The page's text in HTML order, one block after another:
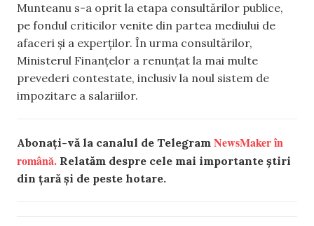
Munteanu s-a oprit la etapa consultărilor publice,
pe fondul criticilor venite din partea mediului de
afaceri și a experților. În urma consultărilor,
Ministerul Finanțelor a renunțat la mai multe
prevederi contestate, inclusiv la noul sistem de
impozitare a salariilor.
Abonați-vă la canalul de Telegram NewsMaker în
română. Relatăm despre cele mai importante știri
din țară și de peste hotare.